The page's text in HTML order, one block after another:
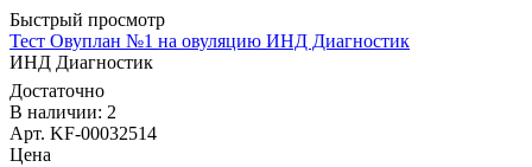
Быстрый просмотр
Тест Овуплан №1 на овуляцию ИНД Диагностик
ИНД Диагностик
Достаточно
В наличии: 2
Арт. KF-00032514
Цена